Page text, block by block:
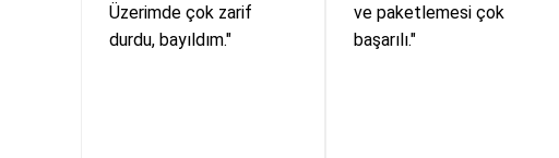
Üzerimde çok zarif
durdu, bayıldım."
ve paketlemesi çok
başarılı."